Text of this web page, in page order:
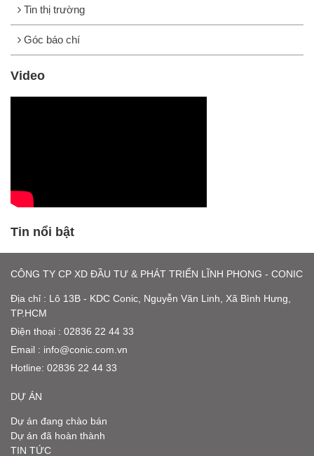
Tin thị trường
Góc báo chí
Video
Tin nổi bật
CÔNG TY CP XD ĐẦU TƯ & PHÁT TRIỂN LĨNH PHONG - CONIC
Địa chỉ : Lô 13B - KDC Conic, Nguyễn Văn Linh, Xã Bình Hưng,
TP.HCM
Điện thoại : 02836 22 44 33
Email : info@conic.com.vn
Hotline: 02836 22 44 33
DỰ ÁN
Dự án đang chào bán
Dự án đã hoàn thành
TIN TỨC